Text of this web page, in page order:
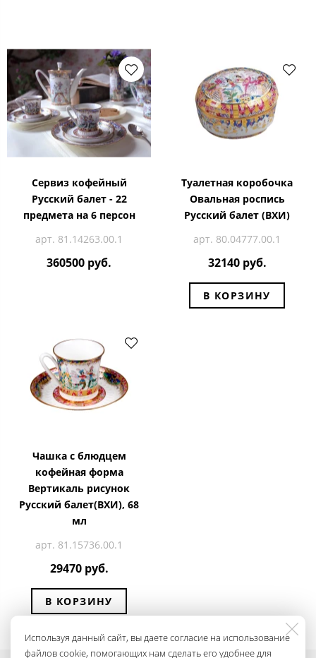
Сервиз кофейный
Русский балет - 22
предмета на 6 персон
арт. 81.14263.00.1
360500 руб.
Туалетная коробочка
Овальная роспись
Русский балет (ВХИ)
арт. 80.04777.00.1
32140 руб.
В КОРЗИНУ
Чашка с блюдцем
кофейная форма
Вертикаль рисунок
Русский балет(ВХИ), 68
мл
арт. 81.15736.00.1
29470 руб.
В КОРЗИНУ
Используя данный сайт, вы даете согласие на использование
файлов cookie, помогающих нам сделать его удобнее для